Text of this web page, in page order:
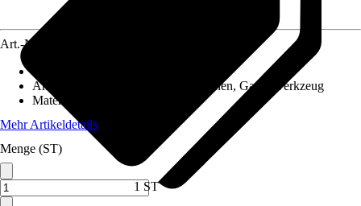
Art.-Nr.
Anwendungsbereich
Gartenmaschinen, Gartenwerkzeug
Material
Mehr Artikeldetails
Menge (ST)
1 ST